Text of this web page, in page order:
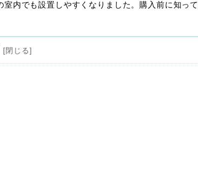
内でも設置しやすくなりました。購入前に知っ